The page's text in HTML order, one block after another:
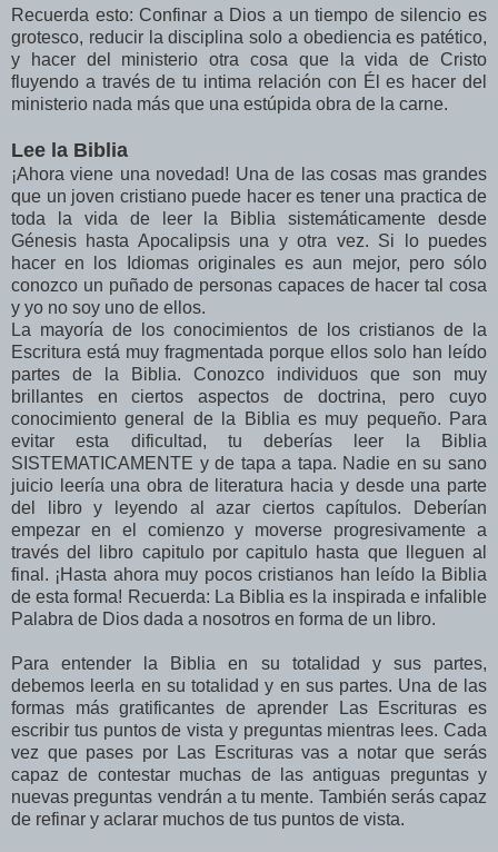
Recuerda esto: Confinar a Dios a un tiempo de silencio es
grotesco, reducir la disciplina solo a obediencia es patético,
y hacer del ministerio otra cosa que la vida de Cristo
fluyendo a través de tu intima relación con Él es hacer del
ministerio nada más que una estúpida obra de la carne.
Lee la Biblia
¡Ahora viene una novedad! Una de las cosas mas grandes
que un joven cristiano puede hacer es tener una practica de
toda la vida de leer la Biblia sistemáticamente desde
Génesis hasta Apocalipsis una y otra vez. Si lo puedes
hacer en los Idiomas originales es aun mejor, pero sólo
conozco un puñado de personas capaces de hacer tal cosa
y yo no soy uno de ellos.
La mayoría de los conocimientos de los cristianos de la
Escritura está muy fragmentada porque ellos solo han leído
partes de la Biblia. Conozco individuos que son muy
brillantes en ciertos aspectos de doctrina, pero cuyo
conocimiento general de la Biblia es muy pequeño. Para
evitar esta dificultad, tu deberías leer la Biblia
SISTEMATICAMENTE y de tapa a tapa. Nadie en su sano
juicio leería una obra de literatura hacia y desde una parte
del libro y leyendo al azar ciertos capítulos. Deberían
empezar en el comienzo y moverse progresivamente a
través del libro capitulo por capitulo hasta que lleguen al
final. ¡Hasta ahora muy pocos cristianos han leído la Biblia
de esta forma! Recuerda: La Biblia es la inspirada e infalible
Palabra de Dios dada a nosotros en forma de un libro.
Para entender la Biblia en su totalidad y sus partes,
debemos leerla en su totalidad y en sus partes. Una de las
formas más gratificantes de aprender Las Escrituras es
escribir tus puntos de vista y preguntas mientras lees. Cada
vez que pases por Las Escrituras vas a notar que serás
capaz de contestar muchas de las antiguas preguntas y
nuevas preguntas vendrán a tu mente. También serás capaz
de refinar y aclarar muchos de tus puntos de vista.